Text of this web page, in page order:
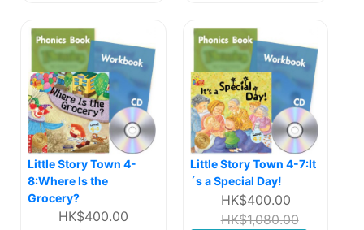
Little Story Town 4-
8:Where Is the
Grocery?
HK$400.00
Little Story Town 4-7:It
´s a Special Day!
HK$400.00
HK$1,080.00